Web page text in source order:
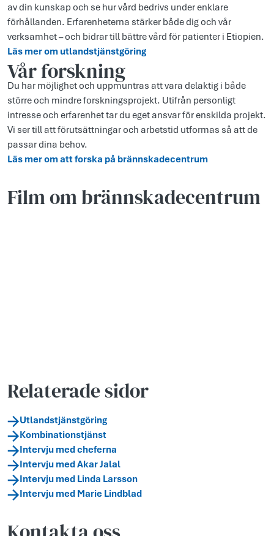
av din kunskap och se hur vård bedrivs under enklare
förhållanden. Erfarenheterna stärker både dig och vår
verksamhet – och bidrar till bättre vård för patienter i Etiopien.
Läs mer om utlandstjänstgöring
Vår forskning
Du har möjlighet och uppmuntras att vara delaktig i både
större och mindre forskningsprojekt. Utifrån personligt
intresse och erfarenhet tar du eget ansvar för enskilda projekt.
Vi ser till att förutsättningar och arbetstid utformas så att de
passar dina behov.
Läs mer om att forska på brännskadecentrum
Film om brännskadecentrum
Relaterade sidor
Utlandstjänstgöring
Kombinationstjänst
Intervju med cheferna
Intervju med Akar Jalal
Intervju med Linda Larsson
Intervju med Marie Lindblad